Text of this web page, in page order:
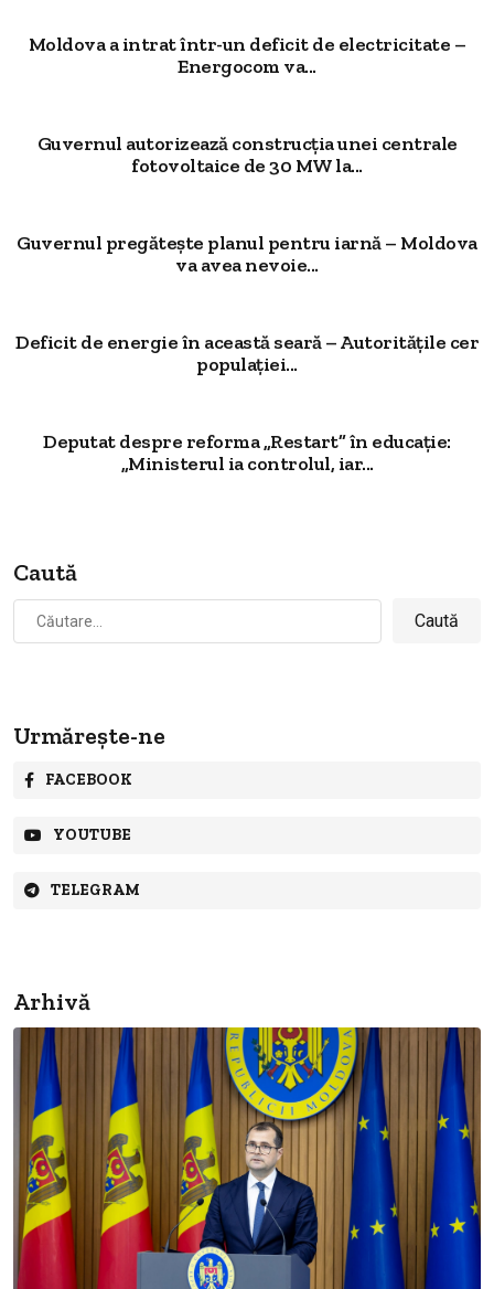
Moldova a intrat într-un deficit de electricitate –
Energocom va...
Guvernul autorizează construcția unei centrale
fotovoltaice de 30 MW la...
Guvernul pregătește planul pentru iarnă – Moldova
va avea nevoie...
Deficit de energie în această seară – Autoritățile cer
populației...
Deputat despre reforma „Restart” în educație:
„Ministerul ia controlul, iar...
Caută
Caută
după:
Urmărește-ne
FACEBOOK
YOUTUBE
TELEGRAM
Arhivă